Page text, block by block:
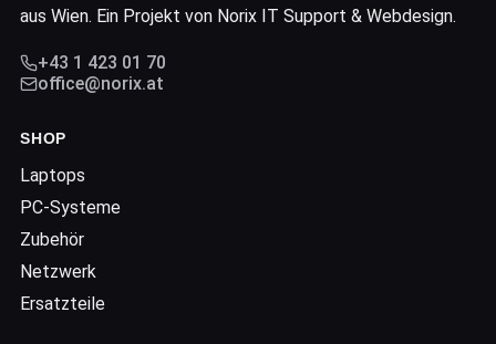
aus Wien. Ein Projekt von Norix IT Support & Webdesign.
+43 1 423 01 70
office@norix.at
SHOP
Laptops
PC-Systeme
Zubehör
Netzwerk
Ersatzteile